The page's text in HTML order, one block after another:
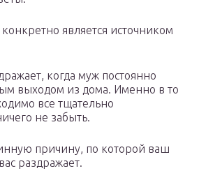
является источником
когда муж постоянно
выходом из дома. Именно в то
все тщательно
не забыть.
причину, по которой ваш
раздражает.